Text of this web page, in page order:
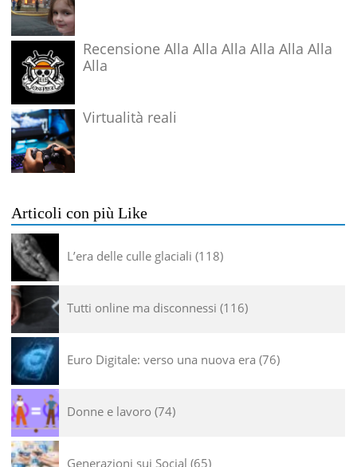
Recensione Alla Alla Alla Alla Alla Alla
Alla
Virtualità reali
Articoli con più Like
L’era delle culle glaciali 118
Tutti online ma disconnessi 116
Euro Digitale: verso una nuova era 76
Donne e lavoro 74
Generazioni sui Social 65